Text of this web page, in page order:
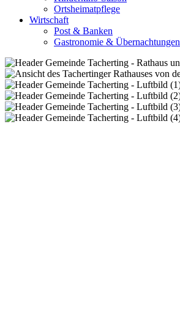
Ortsheimatpflege
Wirtschaft
Post & Banken
Gastronomie & Übernachtungen